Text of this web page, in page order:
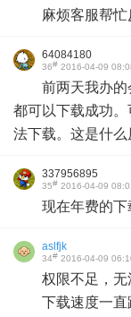
麻烦客服帮
64084180
36# 2016-04-09
前两天我办
都可以下载成功
法下载。这是什
337956895
35# 2016-04-09
现在年费的
aslfjk
34# 2016-04-09
权限不足，无
下载速度一直